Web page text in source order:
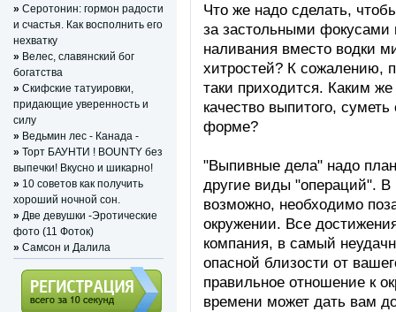
Что же надо сделать,
за застольными
наливания вместо водки
хитростей? К сожалению,
таки приходится. Каким
качество выпитого,
форме?
"Выпивные дела" надо
другие виды "операций".
возможно, необходимо
окружении. Все
компания, в самый
опасной близости от
правильное отношение к
времени может дать вам
» Серотонин: гормон радости
и счастья. Как восполнить его
нехватку
» Велес, славянский бог
богатства
» Скифские татуировки,
придающие уверенность и
силу
» Ведьмин лес - Канада -
» Торт БАУНТИ ! BOUNTY без
выпечки! Вкусно и шикарно!
» 10 советов как получить
хороший нoчной сон.
» Две девушки -Эротические
фото (11 Фоток)
» Cамcон и Дaлилa